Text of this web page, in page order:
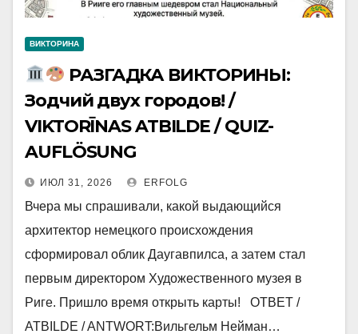
ВИКТОРИНА
РАЗГАДКА ВИКТОРИНЫ:
Зодчий двух городов! /
VIKTORĪNAS ATBILDE / QUIZ-
AUFLÖSUNG
ИЮЛ 31, 2026 ERFOLG
Вчера мы спрашивали, какой выдающийся
архитектор немецкого происхождения
сформировал облик Даугавпилса, а затем стал
первым директором Художественного музея в
Риге. Пришло время открыть карты! ОТВЕТ /
ATBILDE / ANTWORT:Вильгельм Нейман…